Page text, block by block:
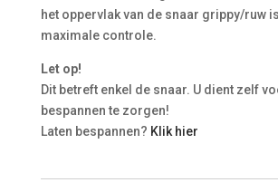
het oppervlak van de snaar grippy/ruw
maximale controle.
Let op!
Dit betreft enkel de snaar. U dient zelf
bespannen te zorgen!
Laten bespannen? Klik hier